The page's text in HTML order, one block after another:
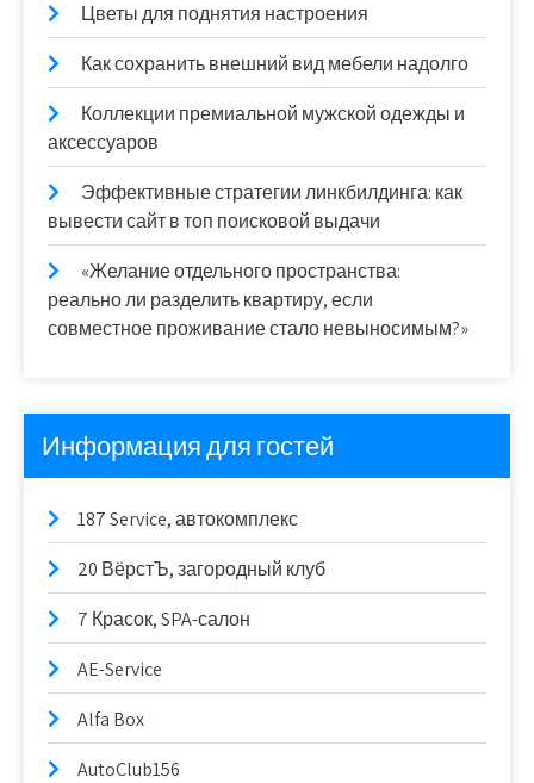
Цветы для поднятия настроения
Как сохранить внешний вид мебели надолго
Коллекции премиальной мужской одежды и
аксессуаров
Эффективные стратегии линкбилдинга: как
вывести сайт в топ поисковой выдачи
«Желание отдельного пространства:
реально ли разделить квартиру, если
совместное проживание стало невыносимым?»
Информация для гостей
187 Service, автокомплекс
20 ВёрстЪ, загородный клуб
7 Красок, SPA-салон
AE-Service
Alfa Box
AutoClub156